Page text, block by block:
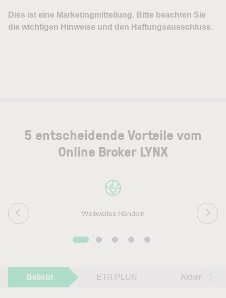
5 entscheidende Vorteile vom
Online Broker LYNX
Weltweites Handeln
Beliebt ETR:PLUN Aktien im